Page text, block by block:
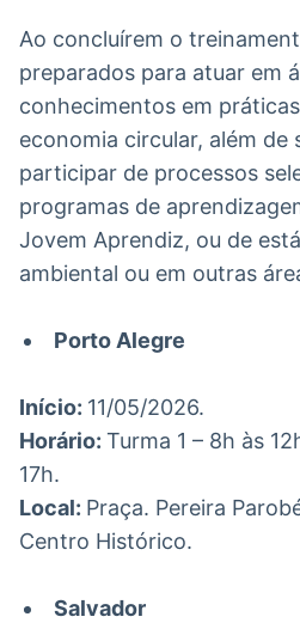
Soluções de
Tecnologia
Ao concluírem o
preparados para atuar em
conhecimentos em
economia circular, além de
participar de processos
programas de
Jovem Aprendiz, ou de
ambiental ou em outras
Porto Alegre
Início: 11/05/2026.
Horário: Turma 1 – 8h às
17h.
Local: Praça. Pereira
Centro Histórico.
Salvador